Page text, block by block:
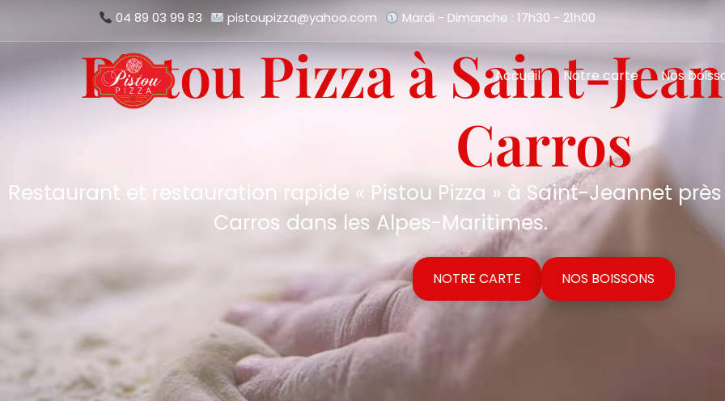
04 89 03 99 83 pistoupizza@yahoo.com Mardi - Dimanche : 17h30 - 21h00
Accueil Notre carte Nos
Pistou Pizza à Saint-
Carros
Restaurant et restauration rapide « Pistou Pizza » à Saint-Jeannet
Carros dans les Alpes-Maritimes.
NOTRE CARTE NOS BOISSONS